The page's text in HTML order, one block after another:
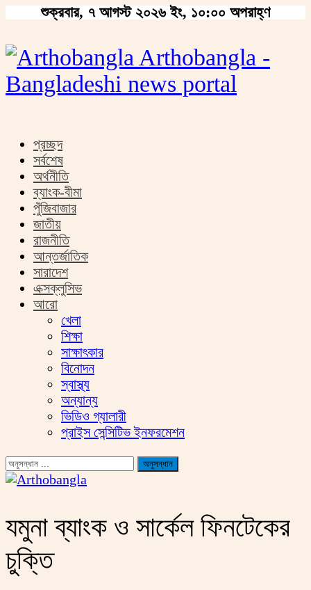
শুক্রবার, ৭ আগস্ট ২০২৬ ইং, ১০:০০ অপরাহ্ণ
Arthobangla -
Bangladeshi news portal
প্রচ্ছদ
সর্বশেষ
অর্থনীতি
ব্যাংক-বীমা
পুঁজিবাজার
জাতীয়
রাজনীতি
আন্তর্জাতিক
সারাদেশ
এক্সক্লুসিভ
আরো
খেলা
শিক্ষা
সাক্ষাৎকার
বিনোদন
স্বাস্থ্য
অন্যান্য
ভিডিও গ্যালারী
প্রাইস সেন্সিটিভ ইনফরমেশন
যমুনা ব্যাংক ও সার্কেল ফিনটেকের
চুক্তি